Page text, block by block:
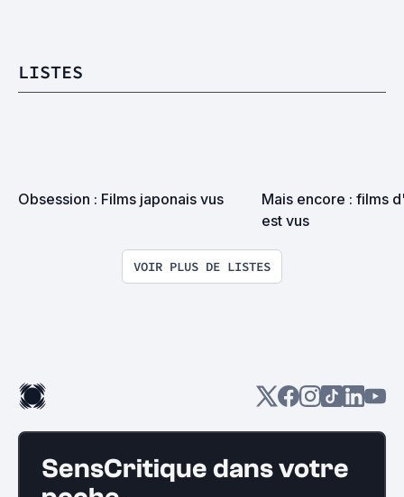
LISTES
Obsession : Films japonais vus
Mais encore : films
est vus
VOIR PLUS DE LISTES
SensCritique dans votre